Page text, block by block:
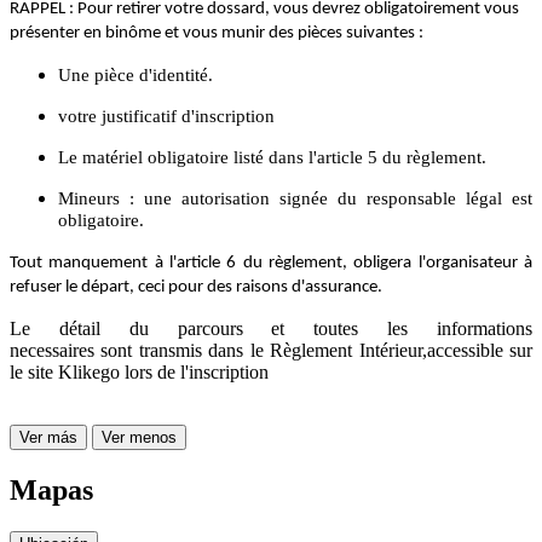
RAPPEL : Pour retirer votre dossard, vous devrez obligatoirement vous
présenter en binôme et vous munir des pièces suivantes :
Une pièce d'identité.
votre justificatif d'inscription
Le matériel obligatoire listé dans l'article 5 du règlement.
Mineurs : une autorisation signée du responsable légal est
obligatoire.
Tout manquement à l'article 6 du règlement, obligera l'organisateur à
refuser le départ, ceci pour des raisons d'assurance.
Le détail du parcours et toutes les informations
necessaires sont transmis dans le Règlement Intérieur,accessible sur
le site Klikego lors de l'inscription
Ver más Ver menos
Mapas